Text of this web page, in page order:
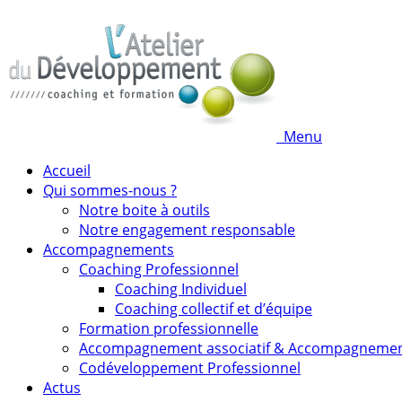
Menu
Accueil
Qui sommes-nous ?
Notre boite à outils
Notre engagement responsable
Accompagnements
Coaching Professionnel
Coaching Individuel
Coaching collectif et d’équipe
Formation professionnelle
Accompagnement associatif &
Codéveloppement Professionnel
Actus